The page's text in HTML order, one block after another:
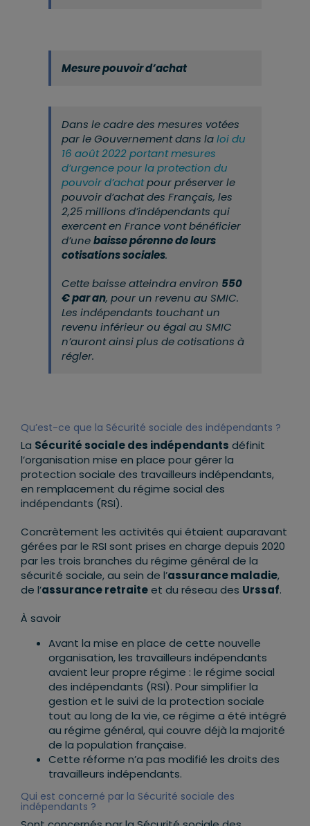
Mesure pouvoir d’achat
Dans le cadre des mesures votées
par le Gouvernement dans laloi du
16 août 2022 portant mesures
d’urgence pour la protection du
pouvoir d’achatpour préserver le
pouvoir d’achat des Français, les
2,25 millions d’indépendants qui
exercent en France vont bénéficier
d’unebaisse pérenne de leurs
cotisations sociales.
Cette baisse atteindra environ 550
€ par an, pour un revenu au SMIC.
Les indépendants touchant un
revenu inférieur ou égal au SMIC
n’auront ainsi plus de cotisations à
régler.
Qu’est-ce que la Sécurité sociale des indépendants ?
La Sécurité sociale des indépendants définit
l’organisation mise en place pour gérer la
protection sociale des travailleurs indépendants,
en remplacement du régime social des
indépendants (RSI).
Concrètement les activités qui étaient auparavant
gérées par le RSI sont prises en charge depuis 2020
par les trois branches du régime général de la
sécurité sociale, au sein de l’assurance maladie,
de l’assurance retraiteet du réseau des Urssaf.
À savoir
Avant la mise en place de cette nouvelle
organisation, les travailleurs indépendants
avaient leur propre régime : le régime social
des indépendants (RSI). Pour simplifier la
gestion et le suivi de la protection sociale
tout au long de la vie, ce régime a été intégré
au régime général, qui couvre déjà la majorité
de la population française.
Cette réforme n’a pas modifié les droits des
travailleurs indépendants.
Qui est concerné par la Sécurité sociale des
indépendants ?